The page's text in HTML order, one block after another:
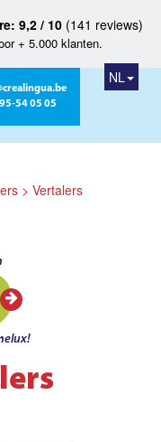
9,2 / 10(141 reviews)
+ 5.000 klanten.
54 05 05
NL
> Vertalers